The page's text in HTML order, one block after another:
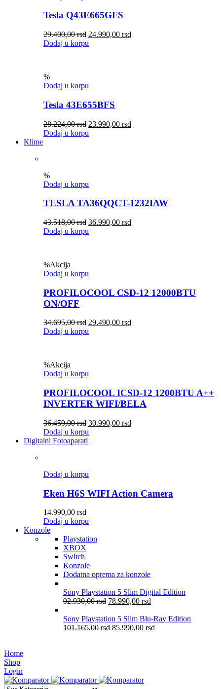
Tesla Q43E665GFS
29.400,00rsd 24.990,00 rsd
Dodaj u korpu
%
Dodaj u korpu
Tesla 43E655BFS
28.224,00rsd 23.990,00 rsd
Dodaj u korpu
Klime
%
Dodaj u korpu
TESLA TA36QQCT-1232IAW
43.518,00rsd 36.990,00 rsd
Dodaj u korpu
%Akcija
Dodaj u korpu
PROFILOCOOL CSD-12 12000BTU
ON/OFF
34.695,00rsd 29.490,00 rsd
Dodaj u korpu
%Akcija
Dodaj u korpu
PROFILOCOOL ICSD-12 1200BTU A++
INVERTER WIFI/BELA
36.459,00rsd 30.990,00 rsd
Dodaj u korpu
Digitalni Fotoaparati
Dodaj u korpu
Eken H6S WIFI Action Camera
14.990,00 rsd
Dodaj u korpu
Konzole
Playstation
XBOX
Switch
Konzole
Dodatna oprema za konzole
Sony Playstation 5 Slim Digital Edition
92.930,00rsd 78.990,00 rsd
Sony Playstation 5 Slim Blu-Ray Edition
101.165,00rsd 85.990,00 rsd
Home
Shop
Login